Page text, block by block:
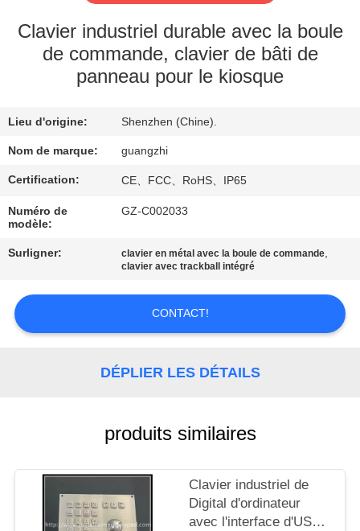
VISITE
D'USINE
DE
QUALITÉ
CONTACTEZ-
NOUS
UNE
CITATION
PRIVACY
POLICY
Clavier industriel durable avec la boule
de commande, clavier de bâti de
panneau pour le kiosque
Lieu d'origine: Shenzhen (Chine).
Nom de marque: guangzhi
Certification: CE、FCC、RoHS、IP65
Numéro de
modèle:
GZ-C002033
Surligner: clavier en métal avec la boule de commande,
clavier avec trackball intégré
CONTACT!
DÉPLIER LES DÉTAILS
produits similaires
Clavier industriel de
Digital d'ordinateur
avec l'interface d'USB